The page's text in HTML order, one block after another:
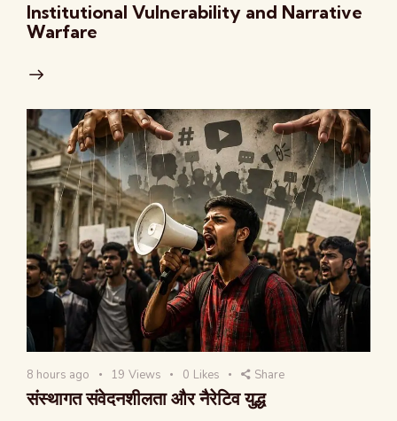
Institutional Vulnerability and Narrative
Warfare
8 hours ago 19 Views 0 Likes Share
संस्थागत संवेदनशीलता और नैरेटिव युद्ध